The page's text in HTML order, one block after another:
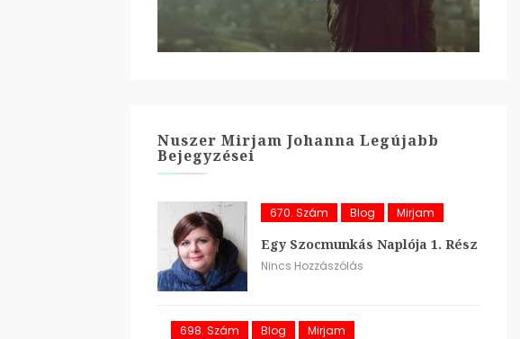
Nuszer Mirjam Johanna Legújabb
Bejegyzései
670. Szám Blog Mirjam
Egy Szocmunkás Naplója 1. Rész
Nincs Hozzászólás
698. Szám Blog Mirjam